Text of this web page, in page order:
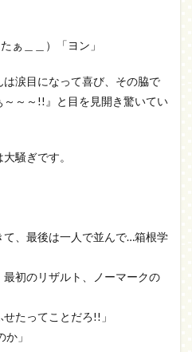
ぁ＿＿）「ヨン」
涙目になって喜び、その脇で
～～!!』と目を見開き驚いてい
騒ぎです。
て、最後は一人で並んで…箱根学
最初のリザルト、ノーマークの
たってことだろ!!」
」